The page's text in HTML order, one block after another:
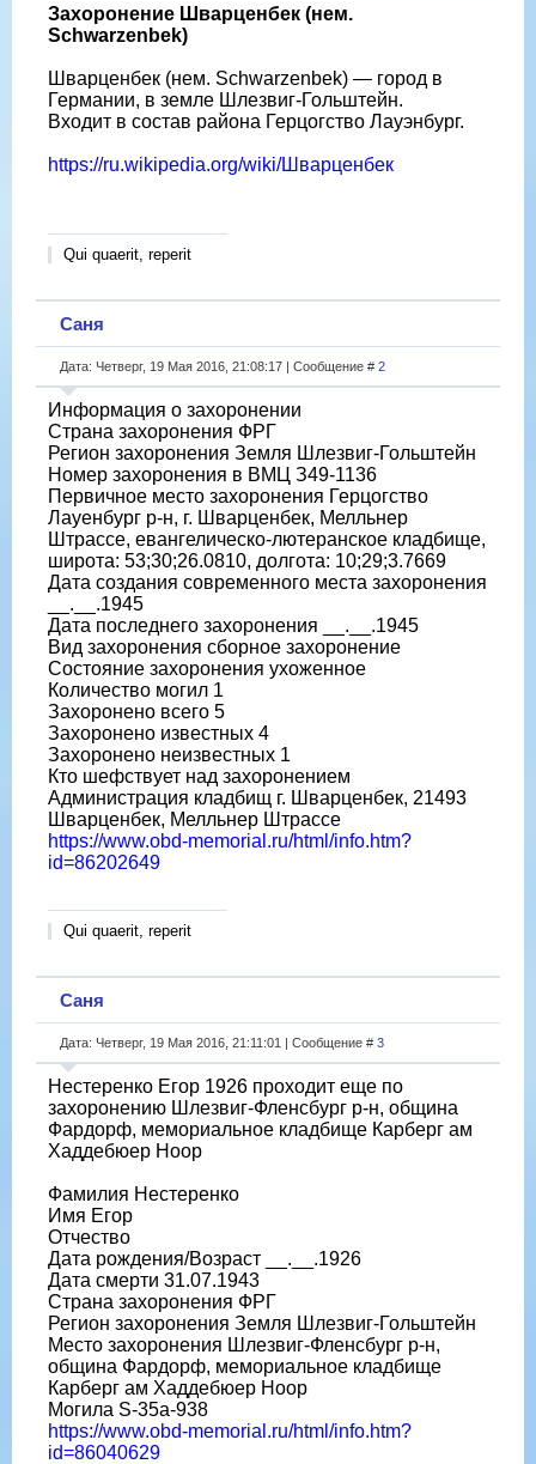
Захоронение Шварценбек (нем.
Schwarzenbek)
Шварценбек (нем. Schwarzenbek) — город в
Германии, в земле Шлезвиг-Гольштейн.
Входит в состав района Герцогство Лауэнбург.
https://ru.wikipedia.org/wiki/Шварценбек
Qui quaerit, reperit
Саня
Дата: Четверг, 19 Мая 2016, 21:08:17 | Сообщение # 2
Информация о захоронении
Страна захоронения ФРГ
Регион захоронения Земля Шлезвиг-Гольштейн
Номер захоронения в ВМЦ З49-1136
Первичное место захоронения Герцогство
Лауенбург р-н, г. Шварценбек, Мелльнер
Штрассе, евангелическо-лютеранское кладбище,
широта: 53;30;26.0810, долгота: 10;29;3.7669
Дата создания современного места захоронения
__.__.1945
Дата последнего захоронения __.__.1945
Вид захоронения сборное захоронение
Состояние захоронения ухоженное
Количество могил 1
Захоронено всего 5
Захоронено известных 4
Захоронено неизвестных 1
Кто шефствует над захоронением
Администрация кладбищ г. Шварценбек, 21493
Шварценбек, Мелльнер Штрассе
https://www.obd-memorial.ru/html/info.htm?
id=86202649
Qui quaerit, reperit
Саня
Дата: Четверг, 19 Мая 2016, 21:11:01 | Сообщение # 3
Нестеренко Егор 1926 проходит еще по
захоронению Шлезвиг-Фленсбург р-н, община
Фардорф, мемориальное кладбище Карберг ам
Хаддебюер Ноор
Фамилия Нестеренко
Имя Егор
Отчество
Дата рождения/Возраст __.__.1926
Дата смерти 31.07.1943
Страна захоронения ФРГ
Регион захоронения Земля Шлезвиг-Гольштейн
Место захоронения Шлезвиг-Фленсбург р-н,
община Фардорф, мемориальное кладбище
Карберг ам Хаддебюер Ноор
Могила S-35a-938
https://www.obd-memorial.ru/html/info.htm?
id=86040629